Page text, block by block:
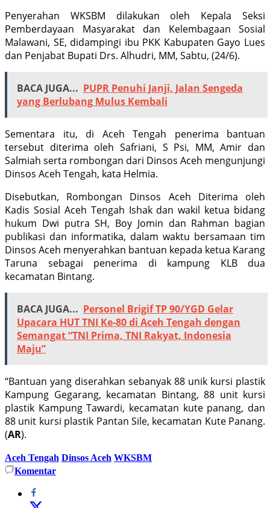
Penyerahan WKSBM dilakukan oleh Kepala Seksi
Pemberdayaan Masyarakat dan Kelembagaan Sosial
Malawani, SE, didampingi ibu PKK Kabupaten Gayo Lues
dan Penjabat Bupati Drs. Alhudri, MM, Sabtu, (24/6).
BACA JUGA... PUPR Penuhi Janji, Jalan Sengeda
yang Berlubang Mulus Kembali
Sementara itu, di Aceh Tengah penerima bantuan
tersebut diterima oleh Safriani, S Psi, MM, Amir dan
Salmiah serta rombongan dari Dinsos Aceh mengunjungi
Dinsos Aceh Tengah, kata Helmia.
Disebutkan, Rombongan Dinsos Aceh Diterima oleh
Kadis Sosial Aceh Tengah Ishak dan wakil ketua bidang
hukum Dwi putra SH, Boy Jomin dan Rahman bagian
publikasi dan informatika, dalam waktu bersamaan tim
Dinsos Aceh menyerahkan bantuan kepada ketua Karang
Taruna sebagai penerima di kampung KLB dua
kecamatan Bintang.
BACA JUGA... Personel Brigif TP 90/YGD Gelar
Upacara HUT TNI Ke-80 di Aceh Tengah dengan
Semangat “TNI Prima, TNI Rakyat, Indonesia
Maju”
“Bantuan yang diserahkan sebanyak 88 unik kursi plastik
Kampung Gegarang, kecamatan Bintang, 88 unit kursi
plastik Kampung Tawardi, kecamatan kute panang, dan
88 unit kursi plastik Pantan Sile, kecamatan Kute Panang.
(AR).
Aceh Tengah Dinsos Aceh WKSBM
Komentar